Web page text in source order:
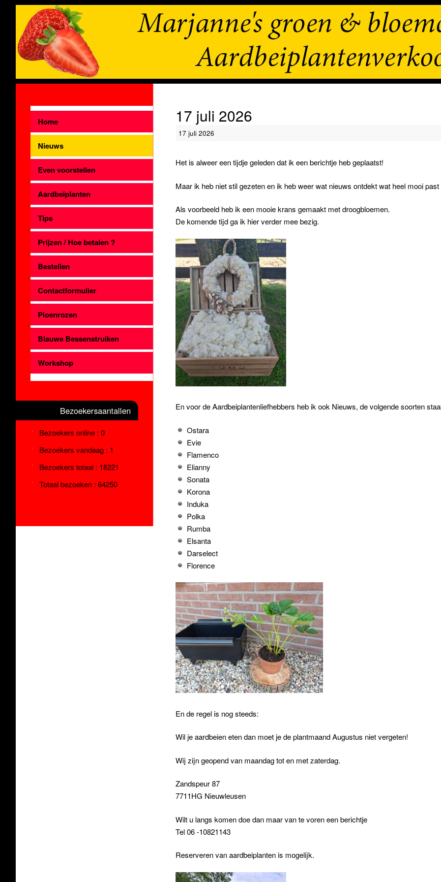
17 juli 2026
17 juli 2026
Het is alweer een tijdje geleden dat ik een berichtje heb geplaatst!
Maar ik heb niet stil gezeten en ik heb weer wat nieuws ontdekt wat heel mooi
Als voorbeeld heb ik een mooie krans gemaakt met droogbloemen.
De komende tijd ga ik hier verder mee bezig.
En voor de Aardbeiplantenliefhebbers heb ik ook Nieuws, de volgende soorten
Ostara
Evie
Flamenco
Elianny
Sonata
Korona
Induka
Polka
Rumba
Elsanta
Darselect
Florence
En de regel is nog steeds:
Wil je aardbeien eten dan moet je de plantmaand Augustus niet vergeten!
Wij zijn geopend van maandag tot en met zaterdag.
Zandspeur 87
7711HG Nieuwleusen
Wilt u langs komen doe dan maar van te voren een berichtje
Tel 06 -10821143
Reserveren van aardbeiplanten is mogelijk.
Home
Nieuws
Even voorstellen
Aardbeiplanten
Tips
Prijzen / Hoe betalen ?
Bestellen
Contactformulier
Pioenrozen
Blauwe Bessenstruiken
Workshop
Bezoekersaantallen
Bezoekers online : 0
Bezoekers vandaag : 1
Bezoekers totaal : 18221
Totaal bezoeken : 64250